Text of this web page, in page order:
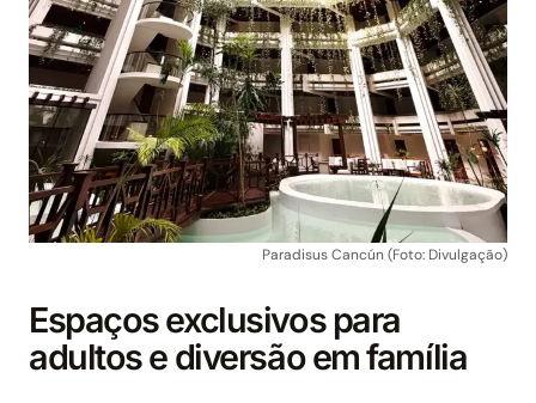
Paradisus Cancún (Foto: Divulgação)
Espaços exclusivos para
adultos e diversão em família